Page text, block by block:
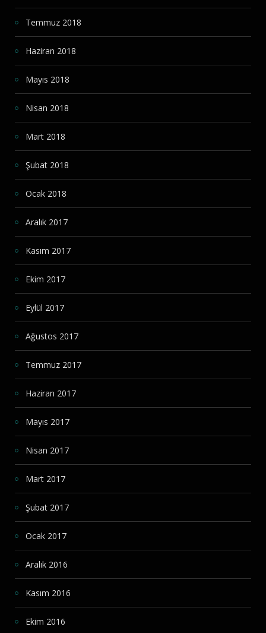
Temmuz 2018
Haziran 2018
Mayıs 2018
Nisan 2018
Mart 2018
Şubat 2018
Ocak 2018
Aralık 2017
Kasım 2017
Ekim 2017
Eylül 2017
Ağustos 2017
Temmuz 2017
Haziran 2017
Mayıs 2017
Nisan 2017
Mart 2017
Şubat 2017
Ocak 2017
Aralık 2016
Kasım 2016
Ekim 2016